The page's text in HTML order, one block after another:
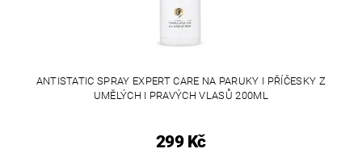
ANTISTATIC SPRAY EXPERT CARE NA PARUKY I PŘÍČESKY Z
UMĚLÝCH I PRAVÝCH VLASŮ 200ML
299 Kč